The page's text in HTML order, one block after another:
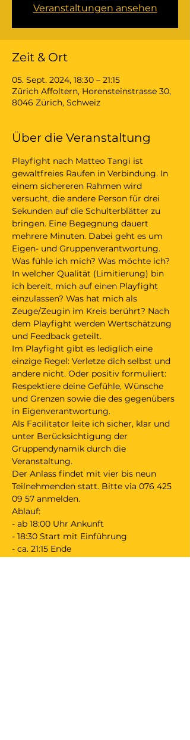
Veranstaltungen ansehen
Zeit & Ort
05. Sept. 2024, 18:30 – 21:15
Zürich Affoltern, Horensteinstrasse 30,
8046 Zürich, Schweiz
Über die Veranstaltung
Playfight nach Matteo Tangi ist
gewaltfreies Raufen in Verbindung. In
einem sichereren Rahmen wird
versucht, die andere Person für drei
Sekunden auf die Schulterblätter zu
bringen. Eine Begegnung dauert
mehrere Minuten. Dabei geht es um
Eigen- und Gruppenverantwortung.
Was fühle ich mich? Was möchte ich?
In welcher Qualität (Limitierung) bin
ich bereit, mich auf einen Playfight
einzulassen? Was hat mich als
Zeuge/Zeugin im Kreis berührt? Nach
dem Playfight werden Wertschätzung
und Feedback geteilt.
Im Playfight gibt es lediglich eine
einzige Regel: Verletze dich selbst und
andere nicht. Oder positiv formuliert:
Respektiere deine Gefühle, Wünsche
und Grenzen sowie die des gegenübers
in Eigenverantwortung.
Als Facilitator leite ich sicher, klar und
unter Berücksichtigung der
Gruppendynamik durch die
Veranstaltung.
Der Anlass findet mit vier bis neun
Teilnehmenden statt. Bitte via 076 425
09 57 anmelden.
Ablauf:
- ab 18:00 Uhr Ankunft
- 18:30 Start mit Einführung
- ca. 21:15 Ende